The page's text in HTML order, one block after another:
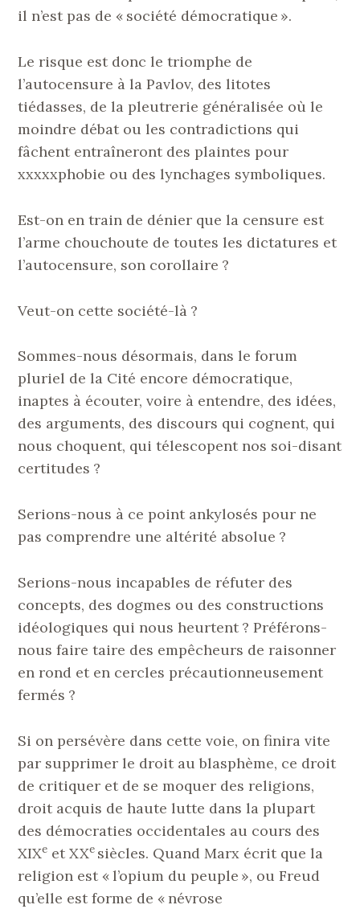
il n’est pas de « société démocratique ».
Le risque est donc le triomphe de
l’autocensure à la Pavlov, des litotes
tiédasses, de la pleutrerie généralisée où le
moindre débat ou les contradictions qui
fâchent entraîneront des plaintes pour
xxxxxphobie ou des lynchages symboliques.
Est-on en train de dénier que la censure est
l’arme chouchoute de toutes les dictatures et
l’autocensure, son corollaire ?
Veut-on cette société-là ?
Sommes-nous désormais, dans le forum
pluriel de la Cité encore démocratique,
inaptes à écouter, voire à entendre, des idées,
des arguments, des discours qui cognent, qui
nous choquent, qui télescopent nos soi-disant
certitudes ?
Serions-nous à ce point ankylosés pour ne
pas comprendre une altérité absolue ?
Serions-nous incapables de réfuter des
concepts, des dogmes ou des constructions
idéologiques qui nous heurtent ? Préférons-
nous faire taire des empêcheurs de raisonner
en rond et en cercles précautionneusement
fermés ?
Si on persévère dans cette voie, on finira vite
par supprimer le droit au blasphème, ce droit
de critiquer et de se moquer des religions,
droit acquis de haute lutte dans la plupart
des démocraties occidentales au cours des
XIXe et XXe siècles. Quand Marx écrit que la
religion est « l’opium du peuple », ou Freud
qu’elle est forme de « névrose